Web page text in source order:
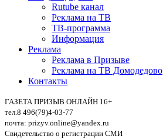
Rutube канал
Реклама на ТВ
ТВ-программа
Информация
Реклама
Реклама в Призыве
Реклама на ТВ Домодедово
Контакты
ГАЗЕТА ПРИЗЫВ ОНЛАЙН 16+
тел.8 496(79)4-03-77
почта: prizyv.online@yandex.ru
Свидетельство о регистрации СМИ